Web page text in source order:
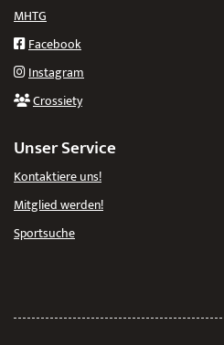
MHTG
Facebook
Instagram
Crossiety
Unser Service
Kontaktiere uns!
Mitglied werden!
Sportsuche